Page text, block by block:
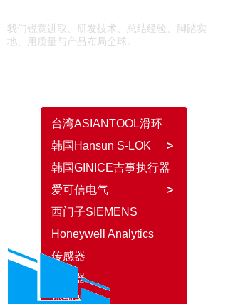
我们锐意进取、研发技术、总结经验、脚踏实
地、用质量与产品布局全球。
台湾ASIANTOOL滑环
韩国Hansun S-LOK
>
韩国GINICE吉事执行器
爱可信电气
>
西门子SIEMENS
Honeywell Analytics
传感器
继电器
变频器